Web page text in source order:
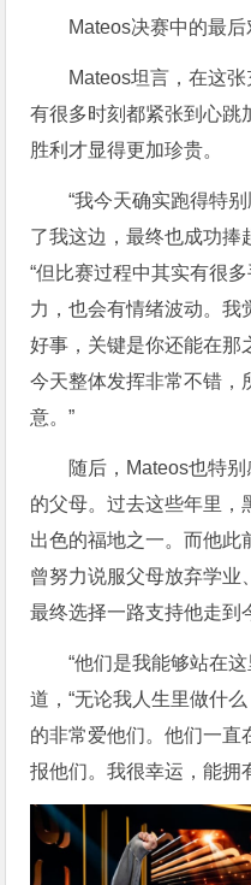
Mateos决赛中的最
Mateos坦言，在这
有很多时刻都紧张到心跳
胜利才显得更加珍贵。
“我今天确实跑得特
了我这边，最终也成功捧
“但比赛过程中其实有很
力，也会有情绪波动。我
好事，关键是你还能在那
今天整体发挥非常不错，
意。”
随后，Mateos也特
的父母。过去这些年里，
出色的福地之一。而他此
曾努力说服父母放弃学业
最终选择一路支持他走到
“他们是我能够站在
道，“无论我人生里做什
的非常爱他们。他们一直
报他们。我很幸运，能拥